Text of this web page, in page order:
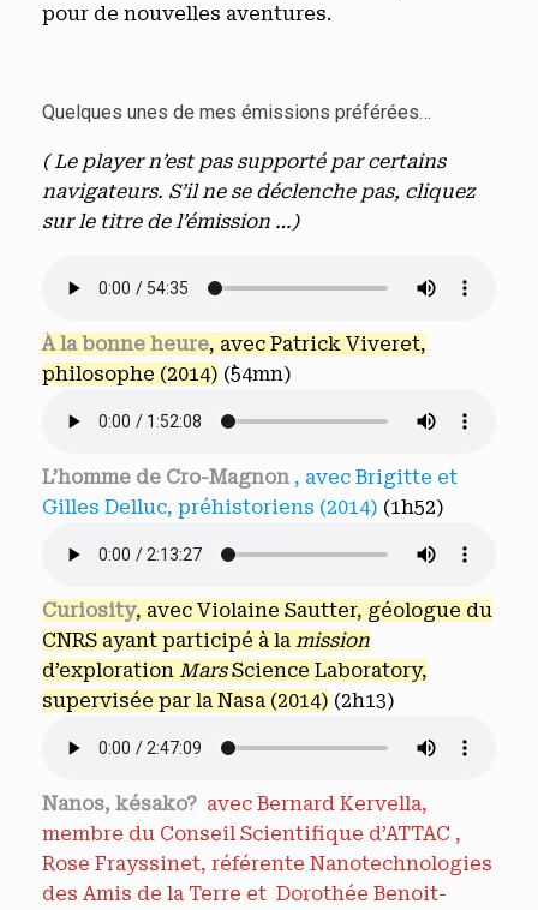
pour de nouvelles aventures.
Quelques unes de mes émissions préférées…
( Le player n’est pas supporté par certains
navigateurs. S’il ne se déclenche pas, cliquez
sur le titre de l’émission …)
À la bonne heure, avec Patrick Viveret,
philosophe (2014) (`54mn)
L’homme de Cro-Magnon , avec Brigitte et
Gilles Delluc, préhistoriens (2014) (1h52)
Curiosity, avec Violaine Sautter, géologue du
CNRS ayant participé à la mission
d’exploration MarsScience Laboratory,
supervisée par la Nasa (2014) (2h13)
Nanos, késako? avec Bernard Kervella,
membre du Conseil Scientifique d’ATTAC ,
Rose Frayssinet, référente Nanotechnologies
des Amis de la Terre et Dorothée Benoit-